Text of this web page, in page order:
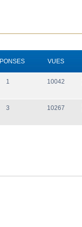
VUES
1 10042
3 10267